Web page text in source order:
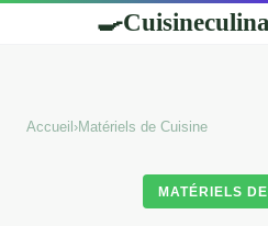
🍳
Accueil ›Matériels de Cuisine
MATÉRIELS